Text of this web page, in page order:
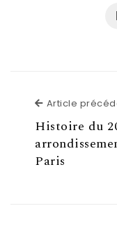
Article
Histoire du
Paris